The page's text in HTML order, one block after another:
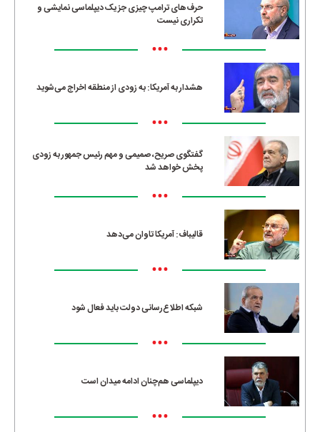
حرف‌های ترامپ چیزی جز یک دیپلماسی نمایشی و
تکراری نیست
•••
هشدار به آمریکا: به زودی از منطقه اخراج می‌شوید
•••
گفتگوی صریح، صمیمی و مهم رئیس جمهور به زودی
پخش خواهد شد
•••
قالیباف: آمریکا تاوان می‌دهد
•••
شبکه اطلاع‌رسانی دولت باید فعال شود
•••
دیپلماسی هم‌چنان ادامه میدان است
•••